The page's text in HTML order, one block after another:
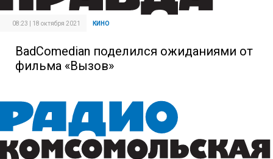
08:23 | 18 октября 2021 КИНО
BadComedian поделился ожиданиями от
фильма «Вызов»